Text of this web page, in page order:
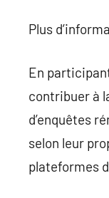
Plus
En
contribuer à
d’enquêtes
selon leur
plateformes